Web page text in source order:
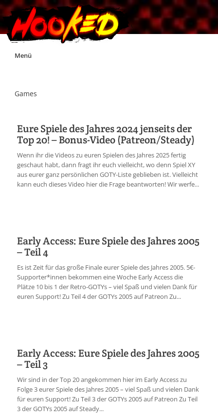
Skip
Menü
Impressum
Jobs
Games
Eure Spiele des Jahres 2024 jenseits der
Top 20! – Bonus-Video (Patreon/Steady)
Wenn ihr die Videos zu euren Spielen des Jahres 2025 fertig
geschaut habt, dann fragt ihr euch vielleicht, wo denn Spiel XY
aus eurer ganz persönlichen GOTY-Liste geblieben ist. Vielleicht
kann euch dieses Video hier die Frage beantworten! Wir werfe...
Early Access: Eure Spiele des Jahres 2005
– Teil 4
Es ist Zeit für das große Finale eurer Spiele des Jahres 2005. 5€-
Supporter*innen bekommen eine Woche Early Access die
Plätze 10 bis 1 der Retro-GOTYs – viel Spaß und vielen Dank für
euren Support! Zu Teil 4 der GOTYs 2005 auf Patreon Zu...
Early Access: Eure Spiele des Jahres 2005
– Teil 3
Wir sind in der Top 20 angekommen hier im Early Access zu
Folge 3 eurer Spiele des Jahres 2005 – viel Spaß und vielen Dank
für euren Support! Zu Teil 3 der GOTYs 2005 auf Patreon Zu Teil
3 der GOTYs 2005 auf Steady...